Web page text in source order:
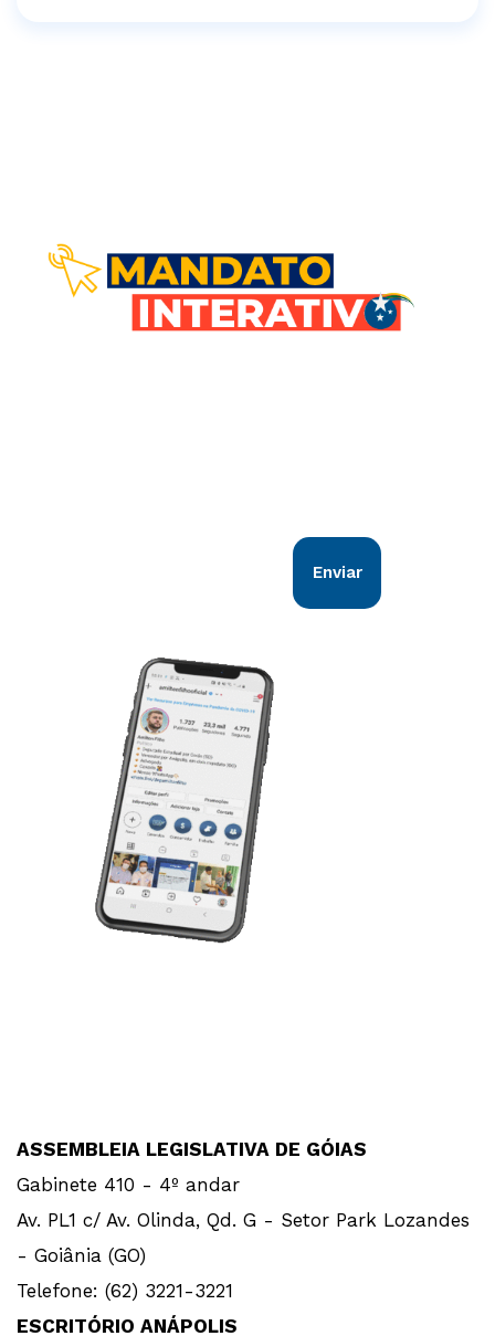
Enviar
ASSEMBLEIA LEGISLATIVA DE GÓIAS
Gabinete 410 - 4º andar
Av. PL1 c/ Av. Olinda, Qd. G - Setor Park Lozandes
- Goiânia (GO)
Telefone: (62) 3221-3221
ESCRITÓRIO ANÁPOLIS